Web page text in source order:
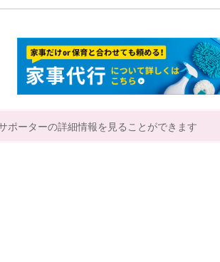
ポーターの詳細情報を見ることができます